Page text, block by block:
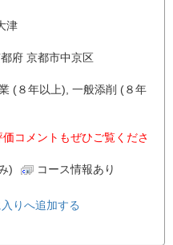
津
府 京都市中京区
(８年以上), 一般添削 (８年
コメントもぜひご覧くださ
)
コース情報あり
りへ追加する